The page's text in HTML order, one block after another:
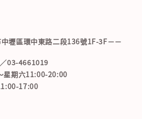
壢區環中東路二段136號1F-3F－－
03-4661019
星期六11:00-20:00
17:00